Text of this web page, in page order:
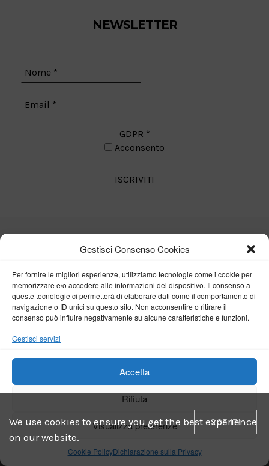
Gestisci Consenso Cookies
Per fornire le migliori esperienze, utilizziamo tecnologie come i cookie per
memorizzare e/o accedere alle informazioni del dispositivo. Il consenso a
queste tecnologie ci permetterà di elaborare dati come il comportamento di
navigazione o ID unici su questo sito. Non acconsentire o ritirare il
consenso può influire negativamente su alcune caratteristiche e funzioni.
Gestisci servizi
Accetta
Rifiuta
Visualizza preferenze
Cookie PolicyDichiarazione sulla Privacy
NEWSLETTER
GDPR *
Acconsento
Posted
on
28 . 11 . 2018
Il sentiero degli Dei
09 . 02 . 2021
24 . 10 . 2018
GOT IT!
We use cookies to ensure you get the best experience
on our website.